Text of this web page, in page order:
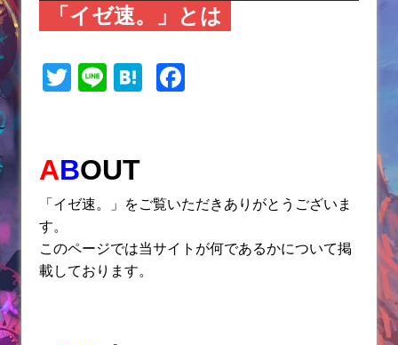
「イゼ速。」とは
T
er
Li
H
a
b
o
o
ABOUT
「イゼ速。」をご覧いただきありがとうございま
す。
このページでは当サイトが何であるかについて掲
載しております。